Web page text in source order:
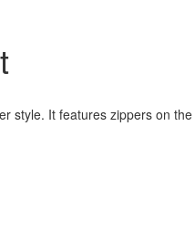
style. It features zippers on the